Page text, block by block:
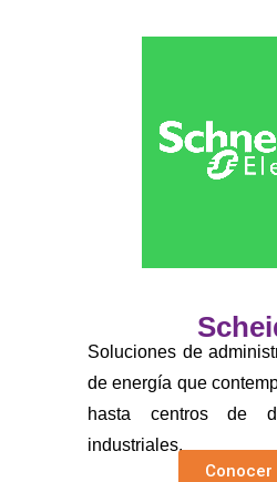
Soluciones de
de energía que
hasta centros de
industriales.
Conocer